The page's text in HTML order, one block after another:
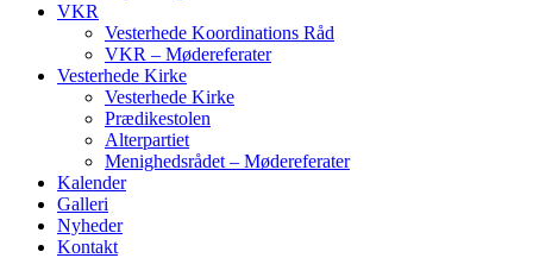
VKR
Vesterhede Koordinations Råd
VKR – Mødereferater
Vesterhede Kirke
Vesterhede Kirke
Prædikestolen
Alterpartiet
Menighedsrådet – Mødereferater
Kalender
Galleri
Nyheder
Kontakt